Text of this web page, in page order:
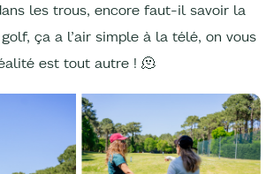
les trous, encore faut-il savoir la
ça a l’air simple à la télé, on vous
est tout autre ! 🫠